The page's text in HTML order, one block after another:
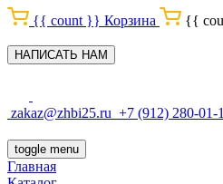
{{ count }} Корзина {{
НАПИСАТЬ НАМ
zakaz@zhbi25.ru +7 (912) 280-01-
toggle menu
Главная